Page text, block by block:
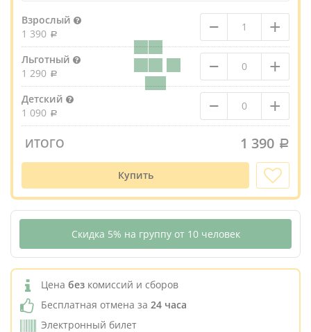
Взрослый
1 390
– +
Льготный
1 290
– +
Детский
1 090
– +
ИТОГО 1 390
Купить
Скидка 5% на группу от 10 человек
Цена без комиссий и сборов
Бесплатная отмена за 24 часа
Электронный билет